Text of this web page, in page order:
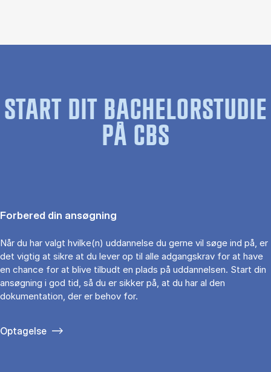
START DIT BACHELORSTUDIE
PÅ CBS
Forbered din ansøgning
Når du har valgt hvilke(n) uddannelse du gerne vil søge ind på, er
det vigtig at sikre at du lever op til alle adgangskrav for at have
en chance for at blive tilbudt en plads på uddannelsen. Start din
ansøgning i god tid, så du er sikker på, at du har al den
dokumentation, der er behov for.
Optagelse